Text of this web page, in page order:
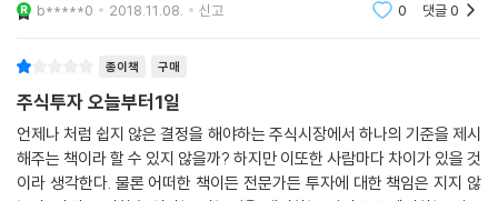
여기서 잠깐_위험을 대비한 분산투자
강샘의 투자원칙 멘토링_주식계좌 관리가 수익과 손실을 좌우합니다
서 무
b*****0 2018.11.08. 신고 0 댓글0
종이책 구매
주식투자 오늘부터1일
언제나 처럼 쉽지 않은 결정을 해야하는 주식시장에서 하나의 기준을 제시
해주는 책이라 할 수 있지 않을까? 하지만 이또한 사람마다 차이가 있을 것
이라 생각한다. 물론 어떠한 책이든 전문가든 투자에 대한 책임은 지지 않